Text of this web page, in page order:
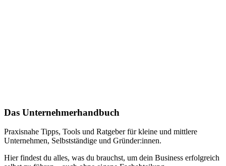
Das Unternehmerhandbuch
Praxisnahe Tipps, Tools und Ratgeber für kleine und mittlere
Unternehmen, Selbstständige und Gründer:innen.
Hier findest du alles, was du brauchst, um dein Business erfolgreich